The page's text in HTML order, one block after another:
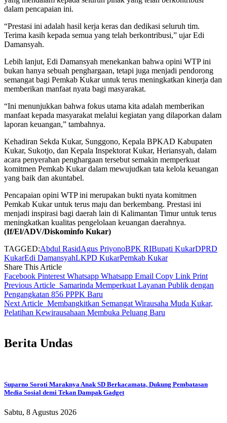
dalam pencapaian ini.
“Prestasi ini adalah hasil kerja keras dan dedikasi seluruh tim.
Terima kasih kepada semua yang telah berkontribusi,” ujar Edi
Damansyah.
Lebih lanjut, Edi Damansyah menekankan bahwa opini WTP ini
bukan hanya sebuah penghargaan, tetapi juga menjadi pendorong
semangat bagi Pemkab Kukar untuk terus meningkatkan kinerja dan
memberikan manfaat nyata bagi masyarakat.
“Ini menunjukkan bahwa fokus utama kita adalah memberikan
manfaat kepada masyarakat melalui kegiatan yang dilaporkan dalam
laporan keuangan,” tambahnya.
Kehadiran Sekda Kukar, Sunggono, Kepala BPKAD Kabupaten
Kukar, Sukotjo, dan Kepala Inspektorat Kukar, Heriansyah, dalam
acara penyerahan penghargaan tersebut semakin memperkuat
komitmen Pemkab Kukar dalam mewujudkan tata kelola keuangan
yang baik dan akuntabel.
Pencapaian opini WTP ini merupakan bukti nyata komitmen
Pemkab Kukar untuk terus maju dan berkembang. Prestasi ini
menjadi inspirasi bagi daerah lain di Kalimantan Timur untuk terus
meningkatkan kualitas pengelolaan keuangan daerahnya.
(If/El/ADV/Diskominfo Kukar)
TAGGED:Abdul RasidAgus PriyonoBPK RIBupati KukarDPRD
KukarEdi DamansyahLKPD KukarPemkab Kukar
Share This Article
Facebook Pinterest Whatsapp Whatsapp Email Copy Link Print
Previous Article Samarinda Memperkuat Layanan Publik dengan
Pengangkatan 856 PPPK Baru
Next Article Membangkitkan Semangat Wirausaha Muda Kukar,
Pelatihan Kewirausahaan Membuka Peluang Baru
Berita Undas
Suparno Soroti Maraknya Anak SD Berkacamata, Dukung Pembatasan
Media Sosial demi Tekan Dampak Gadget
Sabtu, 8 Agustus 2026